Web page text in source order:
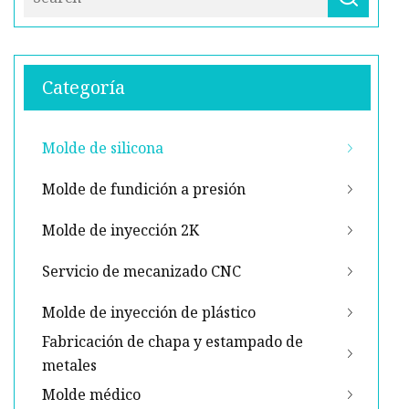
Categoría
Molde de silicona
Molde de fundición a presión
Molde de inyección 2K
Servicio de mecanizado CNC
Molde de inyección de plástico
Fabricación de chapa y estampado de
metales
Molde médico